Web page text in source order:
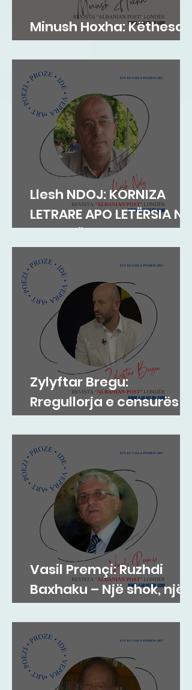
Minush Hoxha: Këthesa
emotive e zemres
Llesh NDOJ: KORNIZA
LETRARE APO LETËRSIA NË
KORNIZË
Zylyftar Bregu:
Rregullorja e censurës
në Gjykatën e Posaçme
Vasil Premçi: Ruzhdi
Baxhaku – Një shok, një
mik, një misionar